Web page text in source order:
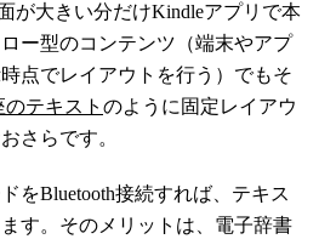
が大きい分だけKindleアプリで本
ー型のコンテンツ（端末やアプ
点でレイアウトを行う）でもそ
テキスト のように固定レイアウ
さらです。
をBluetooth接続すれば、テキス
す。そのメリットは、電子辞書